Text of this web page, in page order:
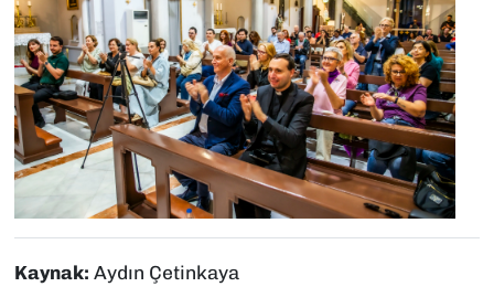
Kaynak: Aydın Çetinkaya